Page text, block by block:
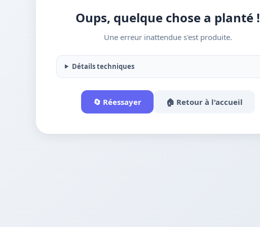
Oups, quelque chose a planté !
Une erreur inattendue s'est produite.
Détails techniques
🔄 Réessayer 🏠 Retour à l'accueil